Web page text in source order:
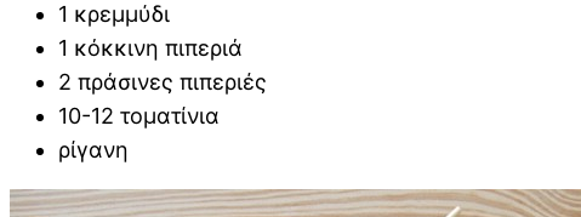
1 κρεμμύδι
1 κόκκινη πιπεριά
2 πράσινες πιπεριές
10-12 τοματίνια
ρίγανη